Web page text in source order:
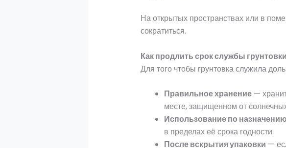
На открытых пространствах или в
сократиться.
Как продлить срок службы грунтовки
Для того чтобы грунтовка служила
Правильное хранение—
месте, защищенном от
Использование по назначению
в пределах её срока годности.
После вскрытия упаковки —